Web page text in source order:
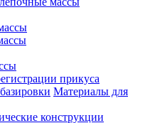
прикуса
Материалы для